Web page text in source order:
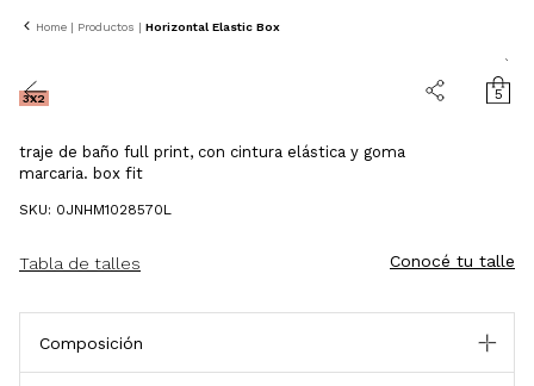
Home | Productos | Horizontal Elastic Box
5
10% OFF
3X2
traje de baño full print, con cintura elástica y goma
marcaria. box fit
SKU: 0JNHM1028570L
Tabla de talles Conocé tu talle
Composición